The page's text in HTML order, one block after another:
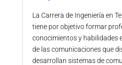
La Carrera de Ingeniería en
tiene por objetivo formar
conocimientos y habilidades
de las comunicaciones que
desarrollan sistemas de